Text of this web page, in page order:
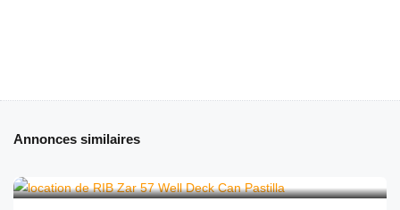
Annonces similaires